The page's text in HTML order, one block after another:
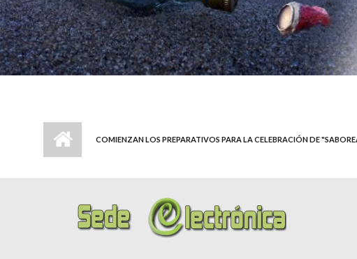
COMIENZAN LOS PREPARATIVOS PARA LA CELEBRACIÓN DE